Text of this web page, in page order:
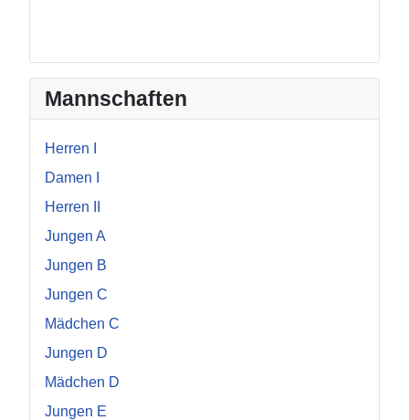
Mannschaften
Herren I
Damen I
Herren II
Jungen A
Jungen B
Jungen C
Mädchen C
Jungen D
Mädchen D
Jungen E